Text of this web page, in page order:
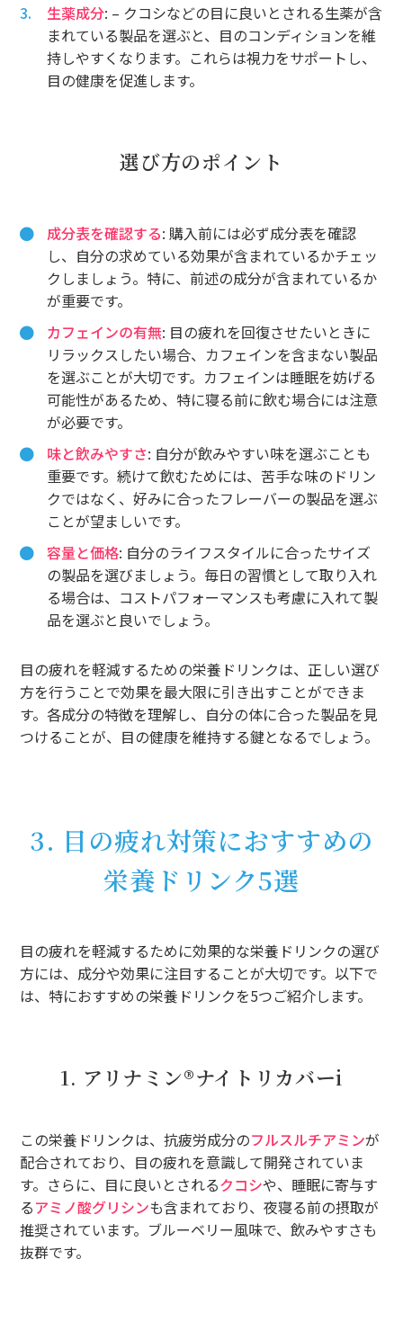
生薬成分: – クコシなどの目に良いとされる生薬が含
まれている製品を選ぶと、目のコンディションを維
持しやすくなります。これらは視力をサポートし、
目の健康を促進します。
選び方のポイント
成分表を確認する: 購入前には必ず成分表を確認
し、自分の求めている効果が含まれているかチェッ
クしましょう。特に、前述の成分が含まれているか
が重要です。
カフェインの有無: 目の疲れを回復させたいときに
リラックスしたい場合、カフェインを含まない製品
を選ぶことが大切です。カフェインは睡眠を妨げる
可能性があるため、特に寝る前に飲む場合には注意
が必要です。
味と飲みやすさ: 自分が飲みやすい味を選ぶことも
重要です。続けて飲むためには、苦手な味のドリン
クではなく、好みに合ったフレーバーの製品を選ぶ
ことが望ましいです。
容量と価格: 自分のライフスタイルに合ったサイズ
の製品を選びましょう。毎日の習慣として取り入れ
る場合は、コストパフォーマンスも考慮に入れて製
品を選ぶと良いでしょう。
目の疲れを軽減するための栄養ドリンクは、正しい選び
方を行うことで効果を最大限に引き出すことができま
す。各成分の特徴を理解し、自分の体に合った製品を見
つけることが、目の健康を維持する鍵となるでしょう。
3. 目の疲れ対策におすすめの
栄養ドリンク5選
目の疲れを軽減するために効果的な栄養ドリンクの選び
方には、成分や効果に注目することが大切です。以下で
は、特におすすめの栄養ドリンクを5つご紹介します。
1. アリナミン®ナイトリカバーi
この栄養ドリンクは、抗疲労成分のフルスルチアミンが
配合されており、目の疲れを意識して開発されていま
す。さらに、目に良いとされるクコシや、睡眠に寄与す
るアミノ酸グリシンも含まれており、夜寝る前の摂取が
推奨されています。ブルーベリー風味で、飲みやすさも
抜群です。